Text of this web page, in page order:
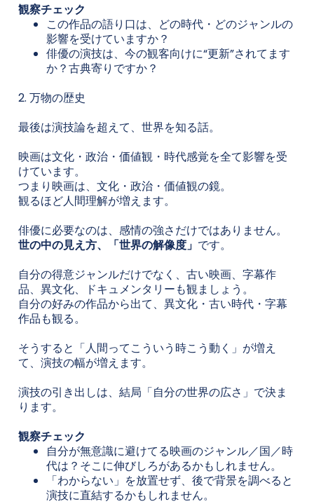
観察チェック
この作品の語り口は、どの時代・どのジャンルの
影響を受けていますか？
俳優の演技は、今の観客向けに“更新”されてます
か？古典寄りですか？
2. 万物の歴史
最後は演技論を超えて、世界を知る話。
映画は文化・政治・価値観・時代感覚を全て影響を受
けています。
つまり映画は、文化・政治・価値観の鏡。
観るほど人間理解が増えます。
俳優に必要なのは、感情の強さだけではありません。
世の中の見え方、「世界の解像度」 です。
自分の得意ジャンルだけでなく、古い映画、字幕作
品、異文化、ドキュメンタリーも観ましょう。
自分の好みの作品から出て、異文化・古い時代・字幕
作品も観る。
そうすると「人間ってこういう時こう動く」が増え
て、演技の幅が増えます。
演技の引き出しは、結局「自分の世界の広さ」で決ま
ります。
観察チェック
自分が無意識に避けてる映画のジャンル／国／時
代は？そこに伸びしろがあるかもしれません。
「わからない」を放置せず、後で背景を調べると
演技に直結するかもしれません。